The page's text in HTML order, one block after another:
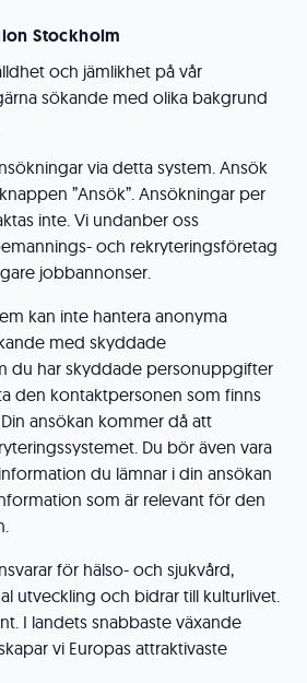
Stockholm
och jämlikhet på vår
sökande med olika bakgrund
via detta system. Ansök
”Ansök”. Ansökningar per
inte. Vi undanber oss
och rekryteringsföretag
jobbannonser.
kan inte hantera anonyma
med skyddade
du har skyddade personuppgifter
den kontaktpersonen som finns
ansökan kommer då att
Du bör även vara
du lämnar i din ansökan
som är relevant för den
för hälso- och sjukvård,
utveckling och bidrar till kulturlivet.
I landets snabbaste växande
vi Europas attraktivaste